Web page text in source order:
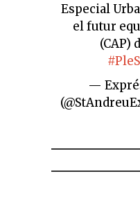
Especial
el futur
(CAP)
—